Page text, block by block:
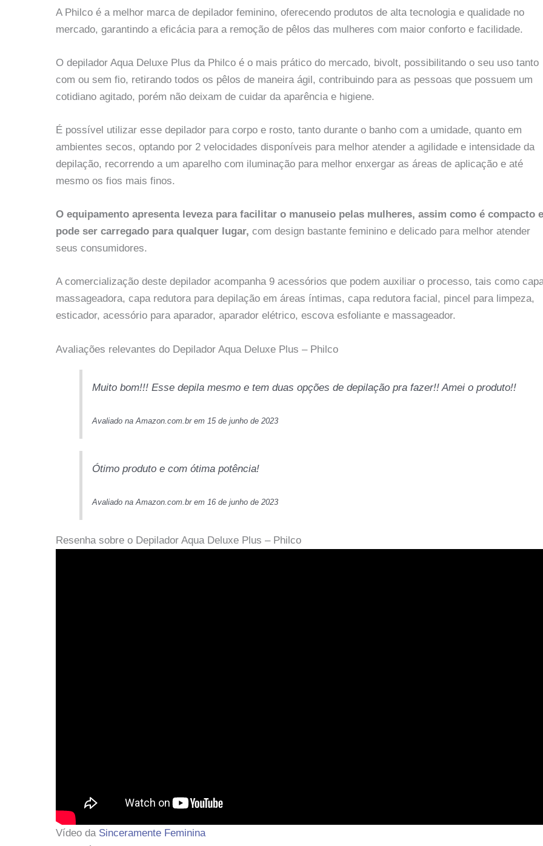
A Philco é a melhor marca de depilador feminino, oferecendo produtos de alta tecnologia e qualidade no
mercado, garantindo a eficácia para a remoção de pêlos das mulheres com maior conforto e facilidade.
O depilador Aqua Deluxe Plus da Philco é o mais prático do mercado, bivolt, possibilitando o seu uso tanto
com ou sem fio, retirando todos os pêlos de maneira ágil, contribuindo para as pessoas que possuem um
cotidiano agitado, porém não deixam de cuidar da aparência e higiene.
É possível utilizar esse depilador para corpo e rosto, tanto durante o banho com a umidade, quanto em
ambientes secos, optando por 2 velocidades disponíveis para melhor atender a agilidade e intensidade da
depilação, recorrendo a um aparelho com iluminação para melhor enxergar as áreas de aplicação e até
mesmo os fios mais finos.
O equipamento apresenta leveza para facilitar o manuseio pelas mulheres, assim como é compacto e
pode ser carregado para qualquer lugar, com design bastante feminino e delicado para melhor atender
seus consumidores.
A comercialização deste depilador acompanha 9 acessórios que podem auxiliar o processo, tais como
massageadora, capa redutora para depilação em áreas íntimas, capa redutora facial, pincel para limpeza,
esticador, acessório para aparador, aparador elétrico, escova esfoliante e massageador.
Avaliações relevantes do Depilador Aqua Deluxe Plus – Philco
Muito bom!!! Esse depila mesmo e tem duas opções de depilação pra fazer!! Amei o produto!!
Avaliado na Amazon.com.br em 15 de junho de 2023
Ótimo produto e com ótima potência!
Avaliado na Amazon.com.br em 16 de junho de 2023
Resenha sobre o Depilador Aqua Deluxe Plus – Philco
Vídeo da Sinceramente Feminina